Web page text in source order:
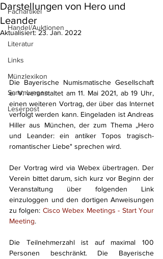
Fachartikel
Handel/Auktionen
Literatur
Links
Münzlexikon
Sammlungen
Leserpost
Darstellungen von Hero und
Leander
Aktualisiert:23. Jan. 2022
Die Bayerische Numismatische Gesellschaft
e. V. veranstaltet am 11. Mai 2021, ab 19 Uhr,
einen weiteren Vortrag, der über das Internet
verfolgt werden kann. Eingeladen ist Andreas
Hiller aus München, der zum Thema „Hero
und Leander: ein antiker Topos tragisch-
romantischer Liebe" sprechen wird.
Der Vortrag wird via Webex übertragen. Der
Verein bittet darum, sich kurz vor Beginn der
Veranstaltung über folgenden Link
einzuloggen und den dortigen Anweisungen
zu folgen: Cisco Webex Meetings - Start Your
Meeting.
Die Teilnehmerzahl ist auf maximal 100
Personen beschränkt. Die Bayerische